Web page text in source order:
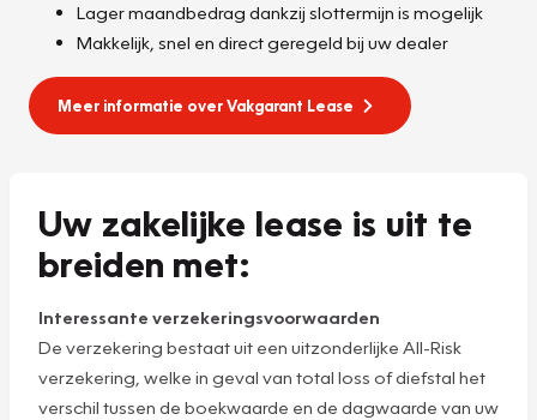
Lager maandbedrag dankzij slottermijn is mogelijk
Makkelijk, snel en direct geregeld bij uw dealer
Meer informatie over Vakgarant Lease
Uw zakelijke lease is uit te
breiden met:
Interessante verzekeringsvoorwaarden
De verzekering bestaat uit een uitzonderlijke All-Risk
verzekering, welke in geval van total loss of diefstal het
verschil tussen de boekwaarde en de dagwaarde van uw